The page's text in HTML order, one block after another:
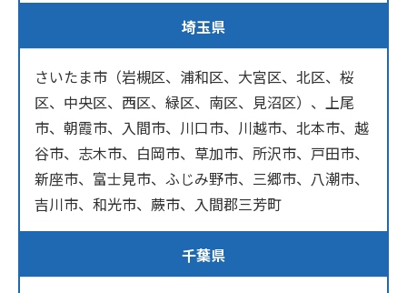
埼玉県
さいたま市（岩槻区、浦和区、大宮区、北区、桜
区、中央区、西区、緑区、南区、見沼区）、上尾
市、朝霞市、入間市、川口市、川越市、北本市、越
谷市、志木市、白岡市、草加市、所沢市、戸田市、
新座市、富士見市、ふじみ野市、三郷市、八潮市、
吉川市、和光市、蕨市、入間郡三芳町
千葉県